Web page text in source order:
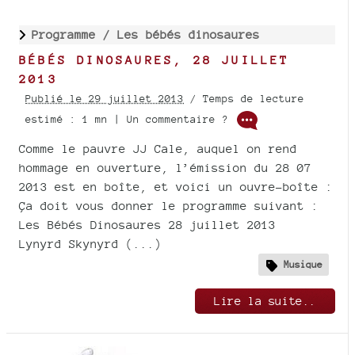
Programme / Les bébés dinosaures
BÉBÉS DINOSAURES, 28 JUILLET
2013
Publié le 29 juillet 2013 / Temps de lecture
estimé : 1 mn | Un commentaire ?
Comme le pauvre JJ Cale, auquel on rend
hommage en ouverture, l’émission du 28 07
2013 est en boîte, et voici un ouvre-boîte :
Ça doit vous donner le programme suivant :
Les Bébés Dinosaures 28 juillet 2013
Lynyrd Skynyrd (...)
Musique
Lire la suite..